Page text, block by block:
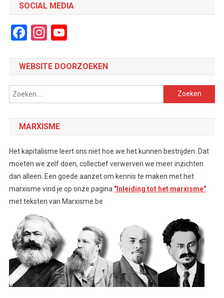
SOCIAL MEDIA
Facebook
Instagram
YouTube
WEBSITE DOORZOEKEN
Zoeken
naar:
MARXISME
Het kapitalisme leert ons niet hoe we het kunnen bestrijden. Dat
moeten we zelf doen, collectief verwerven we meer inzichten
dan alleen. Een goede aanzet om kennis te maken met het
marxisme vind je op onze pagina "Inleiding tot het marxisme"
met teksten van Marxisme.be